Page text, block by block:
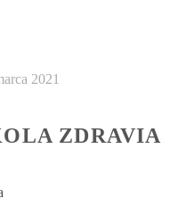
2021
ZDRAVIA